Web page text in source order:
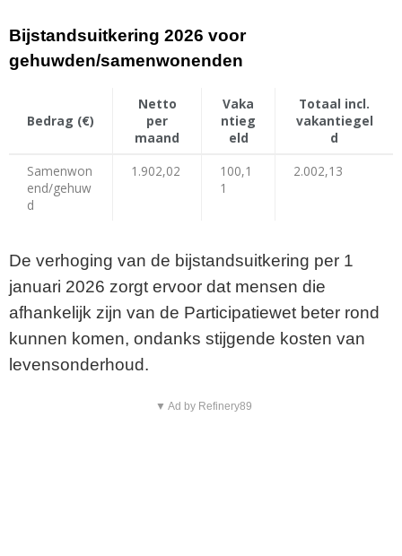
Bijstandsuitkering 2026 voor
gehuwden/samenwonenden
Bedrag (€)
Netto
per
maand
Vaka
ntieg
eld
Totaal incl.
vakantiegel
d
Samenwon
end/gehuw
d
1.902,02
100,1
1
2.002,13
De verhoging van de bijstandsuitkering per 1
januari 2026 zorgt ervoor dat mensen die
afhankelijk zijn van de Participatiewet beter rond
kunnen komen, ondanks stijgende kosten van
levensonderhoud.
▼ Ad by Refinery89